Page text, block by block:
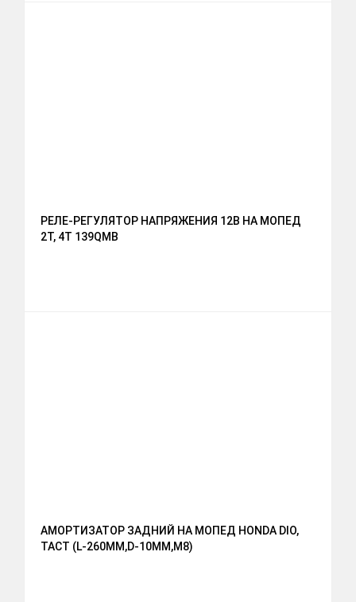
РЕЛЕ-РЕГУЛЯТОР НАПРЯЖЕНИЯ 12В НА МОПЕД
2Т, 4Т 139QMB
АМОРТИЗАТОР ЗАДНИЙ НА МОПЕД HONDA DIO,
TACT (L-260ММ,D-10ММ,М8)